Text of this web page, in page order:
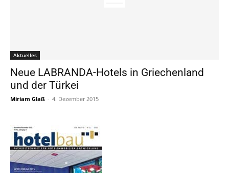
Aktuelles
Neue LABRANDA-Hotels in Griechenland
und der Türkei
Miriam Glaß - 4. Dezember 2015